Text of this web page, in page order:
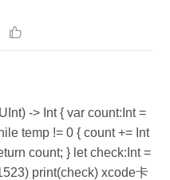

var count:Int =
xcode卡